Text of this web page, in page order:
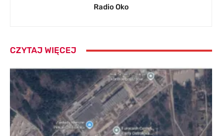
Radio Oko
CZYTAJ WIĘCEJ